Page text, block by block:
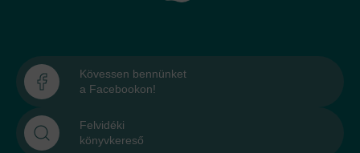
Kövessen bennünket
a Facebookon!
Felvidéki
könyvkereső